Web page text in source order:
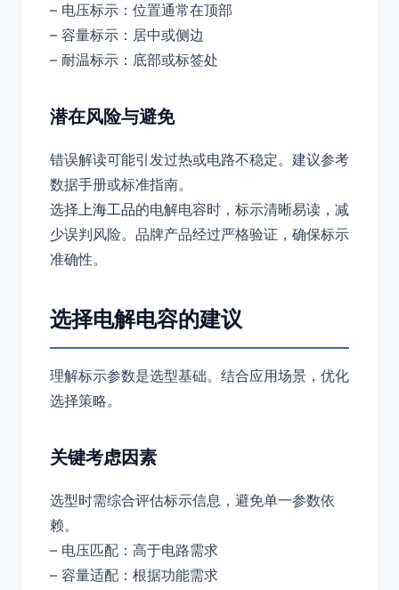
– 电压标示：位置通常在顶部
– 容量标示：居中或侧边
– 耐温标示：底部或标签处
潜在风险与避免
错误解读可能引发过热或电路不稳定。建议参考
数据手册或标准指南。
选择上海工品的电解电容时，标示清晰易读，减
少误判风险。品牌产品经过严格验证，确保标示
准确性。
选择电解电容的建议
理解标示参数是选型基础。结合应用场景，优化
选择策略。
关键考虑因素
选型时需综合评估标示信息，避免单一参数依
赖。
– 电压匹配：高于电路需求
– 容量适配：根据功能需求